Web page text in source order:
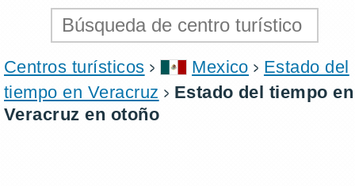
Centros turísticos Mexico
Estado del
tiempo en Veracruz
Estado del tiempo en
Veracruz en otoño